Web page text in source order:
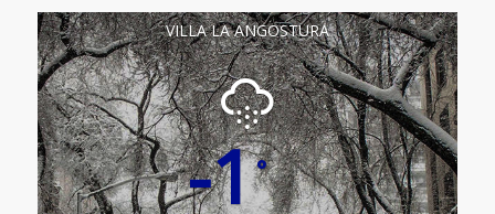
VILLA LA ANGOSTURA
-1°